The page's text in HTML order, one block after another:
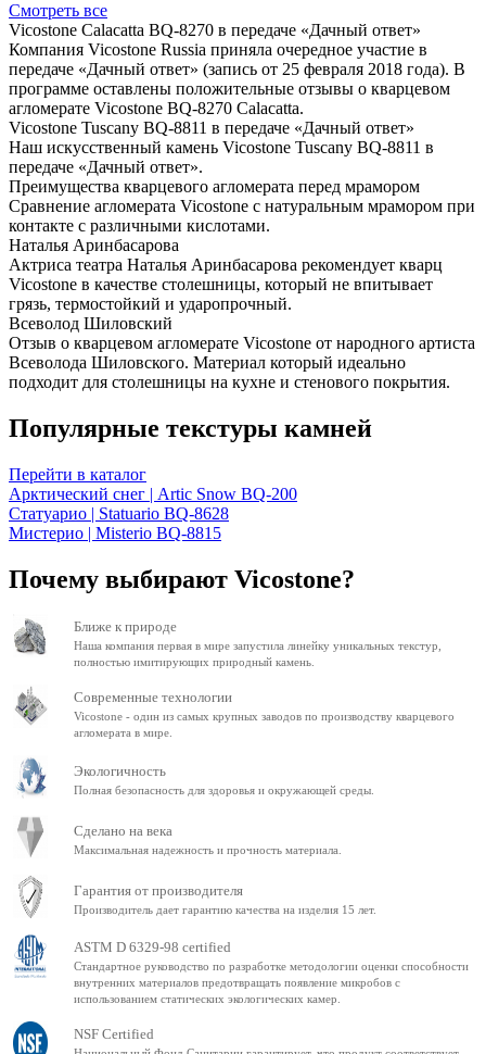
Смотреть все
Vicostone Calacatta BQ-8270 в передаче «Дачный ответ»
Компания Vicostone Russia приняла очередное участие в
передаче «Дачный ответ» (запись от 25 февраля 2018 года). В
программе оставлены положительные отзывы о кварцевом
агломерате Vicostone BQ-8270 Calacatta.
Vicostone Tuscany BQ-8811 в передаче «Дачный ответ»
Наш искусственный камень Vicostone Tuscany BQ-8811 в
передаче «Дачный ответ».
Преимущества кварцевого агломерата перед мрамором
Сравнение агломерата Vicostone с натуральным мрамором при
контакте с различными кислотами.
Наталья Аринбасарова
Актриса театра Наталья Аринбасарова рекомендует кварц
Vicostone в качестве столешницы, который не впитывает
грязь, термостойкий и ударопрочный.
Всеволод Шиловский
Отзыв о кварцевом агломерате Vicostone от народного артиста
Всеволода Шиловского. Материал который идеально
подходит для столешницы на кухне и стенового покрытия.
Популярные текстуры камней
Перейти в каталог
Арктический снег | Artic Snow BQ-200
Статуарио | Statuario BQ-8628
Мистерио | Misterio BQ-8815
Почему выбирают Vicostone?
Ближе к природе
Наша компания первая в мире запустила линейку уникальных текстур,
полностью имитирующих природный камень.
Современные технологии
Vicostone - один из самых крупных заводов по производству кварцевого
агломерата в мире.
Экологичность
Полная безопасность для здоровья и окружающей среды.
Сделано на века
Максимальная надежность и прочность материала.
Гарантия от производителя
Производитель дает гарантию качества на изделия 15 лет.
ASTM D 6329-98 certified
Стандартное руководство по разработке методологии оценки способности
внутренних материалов предотвращать появление микробов с
использованием статических экологических камер.
NSF Certified